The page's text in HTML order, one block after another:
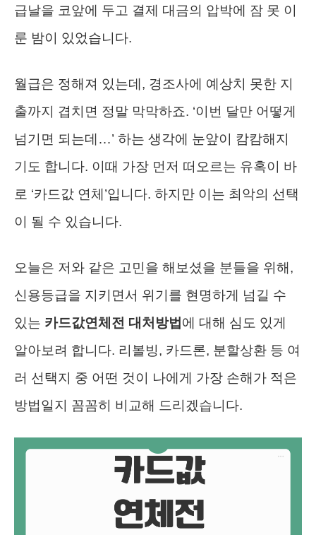
급날을 코앞에 두고 결제 대금의 압박에 잠 못 이
룬 밤이 있었습니다.
월급은 정해져 있는데, 경조사에 예상치 못한 지
출까지 겹치면 정말 막막하죠. ‘이번 달만 어떻게
넘기면 되는데…’ 하는 생각에 눈앞이 캄캄해지
기도 합니다. 이때 가장 먼저 떠오르는 유혹이 바
로 ‘카드값 연체’입니다. 하지만 이는 최악의 선택
이 될 수 있습니다.
오늘은 저와 같은 고민을 해보셨을 분들을 위해,
신용등급을 지키면서 위기를 현명하게 넘길 수
있는 카드값연체전 대처방법 에 대해 심도 있게
알아보려 합니다. 리볼빙, 카드론, 분할상환 등 여
러 선택지 중 어떤 것이 나에게 가장 손해가 적은
방법일지 꼼꼼히 비교해 드리겠습니다.